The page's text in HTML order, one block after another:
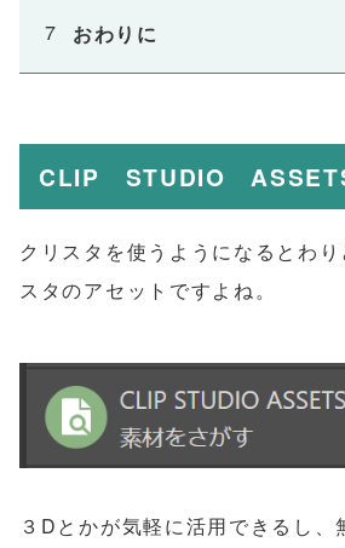
おわりに
CLIP STUDIO
クリスタを使うようになるとわ
スタのアセットですよね。
３Dとかが気軽に活用できるし、